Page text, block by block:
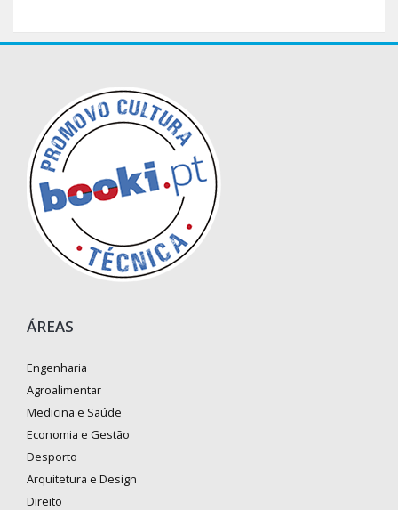
ÁREAS
Engenharia
Agroalimentar
Medicina e Saúde
Economia e Gestão
Desporto
Arquitetura e Design
Direito